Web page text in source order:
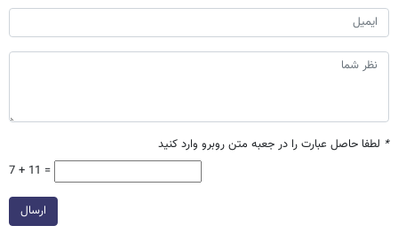
* لطفا حاصل عبارت را در جعبه متن روبرو وارد کنید
7 + 11 =
ارسال